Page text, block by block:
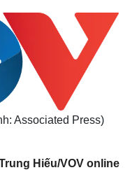
Associated Press)
Hiếu/VOV online